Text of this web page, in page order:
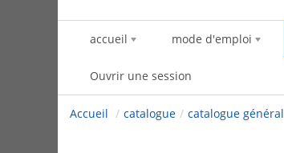
accueil mode d'emploi
Ouvrir une session
Accueil / catalogue / catalogue général